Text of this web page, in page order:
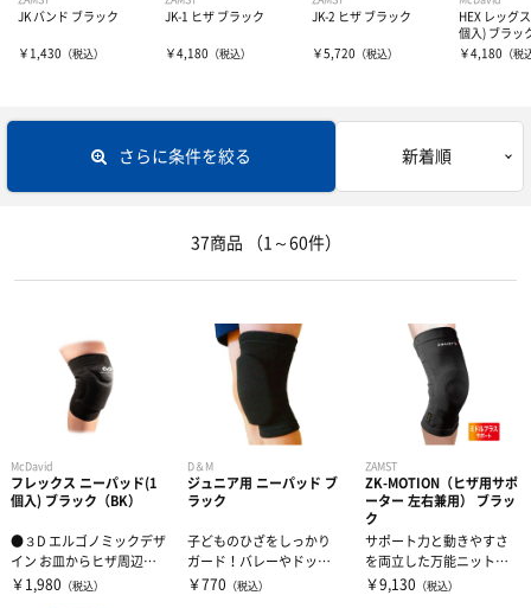
ソックス
その他小物・アクセサリー
5号ボール
ヘッドギア
マウスガード
バッグ
キャップ
ラグビーワールドカップ2023 フランス
インナーシャツ
サプリメント
ドリンク
補給食
プロテイン
その他サプリメント
大腿・ふくらはぎ用サポーター
腰用サポーター
ひざ用サポーター
足首用サポーター
非伸縮テープ
伸縮テープ
アンダーラップ
その他テーピンググッズ
アイシンググッズ
トレーニング用品
スポーツアパレル
半袖シャツ
その他グッズ
JK バンド ブラック
￥1,430 （税込）
JK-1 ヒザ ブラック
￥4,180 （税込）
JK-2 ヒザ ブラック
￥5,720 （税込）
HEX レッグ
個入) ブラッ
￥4,180
（税
37商品 （1～60件）
さらに条件を絞る 新着順
McDavid
フレックス ニーパッド(1
個入) ブラック（BK）
●３D エルゴノミックデザ
イン お皿からヒザ周辺へ
高いフィット性と動きや
￥1,980 （税込）
D＆M
ジュニア用 ニーパッド ブ
ラック
子どものひざをしっかり
ガード！バレーやドッジ
ボール、ダンスなどの子
￥770 （税込）
ZAMST
ZK-MOTION（ヒザ用サポ
ーター 左右兼用） ブラッ
ク
サポート力と動きやすさ
を両立した万能ニットモ
デル耐久性とフィット性
￥9,130 （税込）